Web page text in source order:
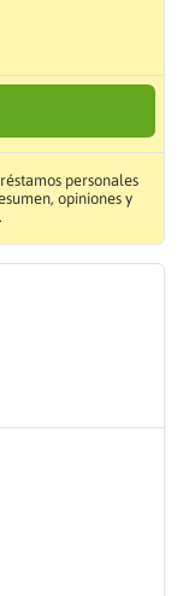
personales
opiniones y